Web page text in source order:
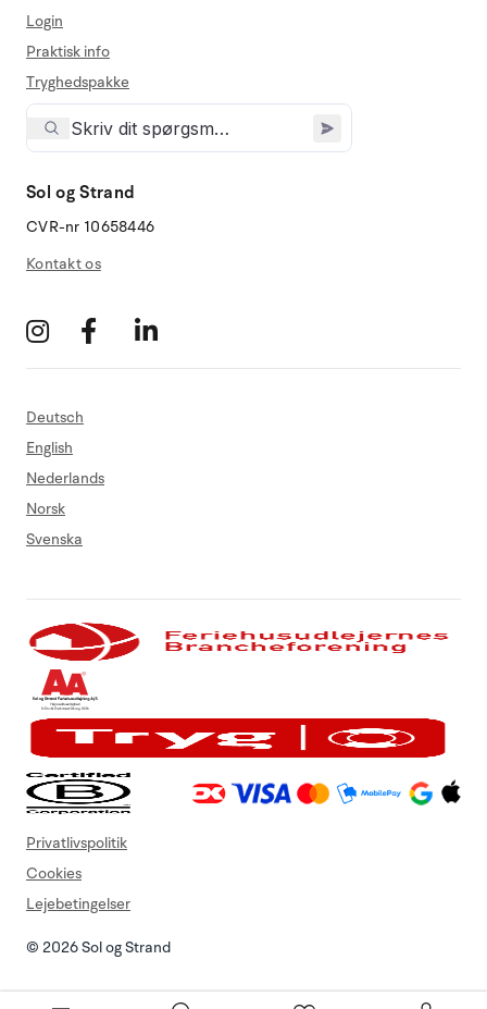
Login
Praktisk info
Tryghedspakke
Sol og Strand
CVR-nr 10658446
Kontakt os
Deutsch
English
Nederlands
Norsk
Svenska
© 2026 Sol og Strand
Privatlivspolitik
Cookies
Lejebetingelser